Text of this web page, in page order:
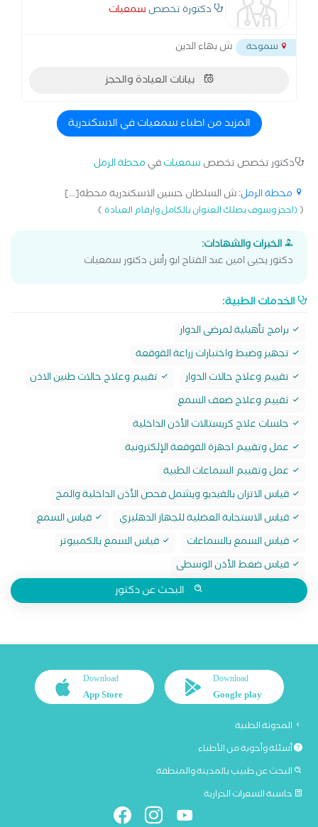
دكتورة تخصص سمعيات
سموحة ش بهاء الدين
بيانات العيادة والحجز
المزيد من اطباء سمعيات في الاسكندرية
دكتور تخصص تخصص سمعياتفي محطة الرمل
محطة الرمل: ش السلطان حسين الاسكندرية محطة[...]
((احجز وسوف يصلك العنوان بالكامل وارقام العيادة)
الخبرات والشهادات:
دكتور يحيى امين عبد الفتاح ابو رأس دكتور سمعيات
الخدمات الطبية:
برامج تأهيلية لمرضى الدوار
تجهيز وضبط واختبارات زراعة القوقعة
تقييم وعلاج حالات الدوار
تقييم وعلاج حالات طنين الاذن
تقييم وعلاج ضعف السمع
جلسات علاج كريستالات الأذن الداخلية
عمل وتقييم اجهزة القوقعة الإلكترونية
عمل وتقييم السماعات الطبية
قياس الاتزان بالفيديو ويشمل فحص الأذن الداخلية والمخ
قياس الاستجابة العضلية للجهاز الدهليزي
قياس السمع
قياس السمع بالسماعات
قياس السمع بالكمبيوتر
قياس ضغط الأذن الوسطى
البحث عن دكتور
Download
Google play
Download
App Store
المدونة الطبية
أسئلة وأجوبة من الأطباء
البحث عن طبيب بالمدينة والمنطقة
حاسبة السعرات الحرارية